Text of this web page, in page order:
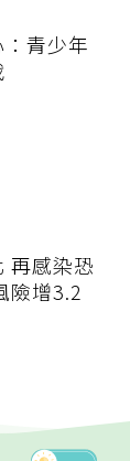
青少年
再感染恐
險增3.2